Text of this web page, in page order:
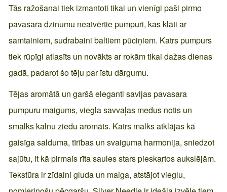
Tās ražošanai tiek izmantoti tikai un vienīgi paši pirmo
pavasara dzinumu neatvērtie pumpuri, kas klāti ar
samtainiem, sudrabaini baltiem pūciņiem. Katrs pumpurs
tiek rūpīgi atlasīts un novākts ar rokām tikai dažas dienas
gadā, padarot šo tēju par īstu dārgumu.
Tējas aromātā un garšā eleganti savijas pavasara
pumpuru maigums, viegla savvaļas medus notis un
smalks kalnu ziedu aromāts. Katrs malks atklājas kā
gaisīga salduma, tīrības un svaiguma harmonija, sniedzot
sajūtu, it kā pirmais rīta saules stars pieskartos aukslējām.
Tekstūra ir zīdaini gluda un maiga, atstājot vieglu,